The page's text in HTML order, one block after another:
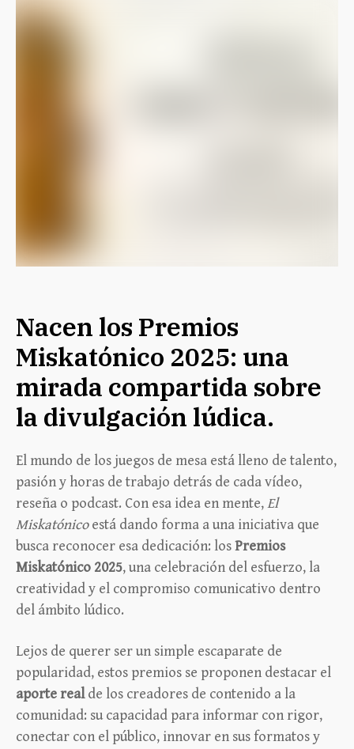
Nacen los Premios
Miskatónico 2025: una
mirada compartida sobre
la divulgación lúdica.
El mundo de los juegos de mesa está lleno de talento,
pasión y horas de trabajo detrás de cada vídeo,
reseña o podcast. Con esa idea en mente,El
Miskatónicoestá dando forma a una iniciativa que
busca reconocer esa dedicación: losPremios
Miskatónico 2025, una celebración del esfuerzo, la
creatividad y el compromiso comunicativo dentro
del ámbito lúdico.
Lejos de querer ser un simple escaparate de
popularidad, estos premios se proponen destacar el
aporte realde los creadores de contenido a la
comunidad: su capacidad para informar con rigor,
conectar con el público, innovar en sus formatos y